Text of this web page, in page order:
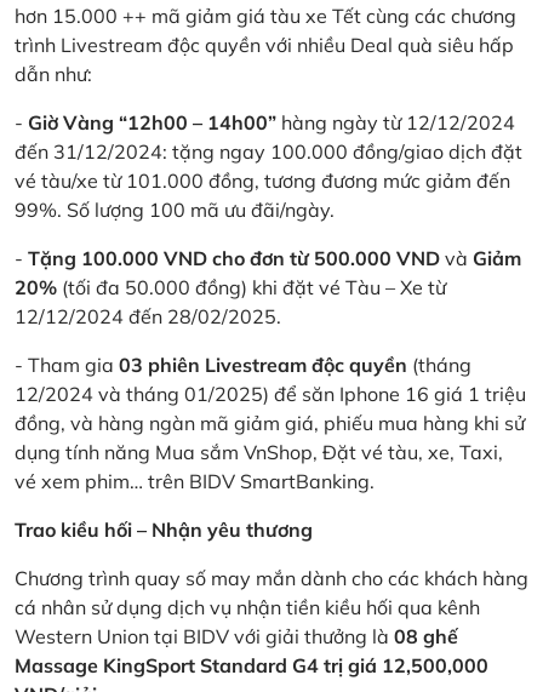
hơn 15.000 ++ mã giảm giá tàu xe Tết cùng các chương
trình Livestream độc quyền với nhiều Deal quà siêu hấp
dẫn như:
- Giờ Vàng “12h00 – 14h00” hàng ngày từ 12/12/2024
đến 31/12/2024: tặng ngay 100.000 đồng/giao dịch đặt
vé tàu/xe từ 101.000 đồng, tương đương mức giảm đến
99%. Số lượng 100 mã ưu đãi/ngày.
- Tặng 100.000 VND cho đơn từ 500.000 VND và Giảm
20% (tối đa 50.000 đồng) khi đặt vé Tàu – Xe từ
12/12/2024 đến 28/02/2025.
- Tham gia 03 phiên Livestream độc quyền (tháng
12/2024 và tháng 01/2025) để săn Iphone 16 giá 1 triệu
đồng, và hàng ngàn mã giảm giá, phiếu mua hàng khi sử
dụng tính năng Mua sắm VnShop, Đặt vé tàu, xe, Taxi,
vé xem phim… trên BIDV SmartBanking.
Trao kiều hối – Nhận yêu thương
Chương trình quay số may mắn dành cho các khách hàng
cá nhân sử dụng dịch vụ nhận tiền kiều hối qua kênh
Western Union tại BIDV với giải thưởng là 08 ghế
Massage KingSport Standard G4 trị giá 12,500,000